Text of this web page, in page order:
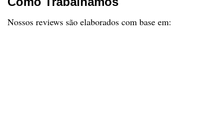
Nossos reviews são elaborados com base em: